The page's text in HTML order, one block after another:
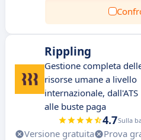
Rippling
Gestione completa
risorse umane a livello
internazionale, dall'ATS
alle buste paga
4.7Sulla
Versione gratuita Prova